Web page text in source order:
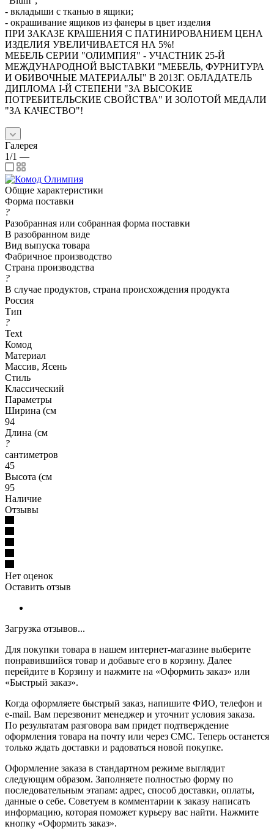
- вкладыши с тканью в ящики;
- окрашивание ящиков из фанеры в цвет изделия
ПРИ ЗАКАЗЕ КРАШЕНИЯ С ПАТИНИРОВАНИЕМ ЦЕНА
ИЗДЕЛИЯ УВЕЛИЧИВАЕТСЯ НА 5%!
МЕБЕЛЬ СЕРИИ "ОЛИМПИЯ" - УЧАСТНИК 25-Й
МЕЖДУНАРОДНОЙ ВЫСТАВКИ "МЕБЕЛЬ, ФУРНИТУРА
И ОБИВОЧНЫЕ МАТЕРИАЛЫ" В 2013Г. ОБЛАДАТЕЛЬ
ДИПЛОМА I-Й СТЕПЕНИ "ЗА ВЫСОКИЕ
ПОТРЕБИТЕЛЬСКИЕ СВОЙСТВА" И ЗОЛОТОЙ МЕДАЛИ
"ЗА КАЧЕСТВО"!
Галерея
1/1 —
Общие характеристики
Форма поставки
?
Разобранная или собранная форма поставки
В разобранном виде
Вид выпуска товара
Фабричное производство
Страна производства
?
В случае продуктов, страна происхождения продукта
Россия
Тип
?
Text
Комод
Материал
Массив, Ясень
Стиль
Классический
Параметры
Ширина (см
94
Длина (см
?
сантиметров
45
Высота (см
95
Наличие
Отзывы
Нет оценок
Оставить отзыв
Загрузка отзывов...
Для покупки товара в нашем интернет-магазине выберите
понравившийся товар и добавьте его в корзину. Далее
перейдите в Корзину и нажмите на «Оформить заказ» или
«Быстрый заказ».
Когда оформляете быстрый заказ, напишите ФИО, телефон и
e-mail. Вам перезвонит менеджер и уточнит условия заказа.
По результатам разговора вам придет подтверждение
оформления товара на почту или через СМС. Теперь останется
только ждать доставки и радоваться новой покупке.
Оформление заказа в стандартном режиме выглядит
следующим образом. Заполняете полностью форму по
последовательным этапам: адрес, способ доставки, оплаты,
данные о себе. Советуем в комментарии к заказу написать
информацию, которая поможет курьеру вас найти. Нажмите
кнопку «Оформить заказ».